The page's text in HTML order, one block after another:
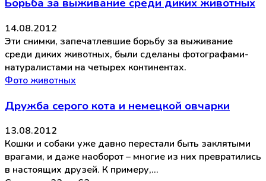
Борьба за выживание среди диких животных
14.08.2012
Эти снимки, запечатлевшие борьбу за выживание
среди диких животных, были сделаны фотографами-
натуралистами на четырех континентах.
Фото животных
Дружба серого кота и немецкой овчарки
13.08.2012
Кошки и собаки уже давно перестали быть заклятыми
врагами, и даже наоборот – многие из них превратились
в настоящих друзей. К примеру,…